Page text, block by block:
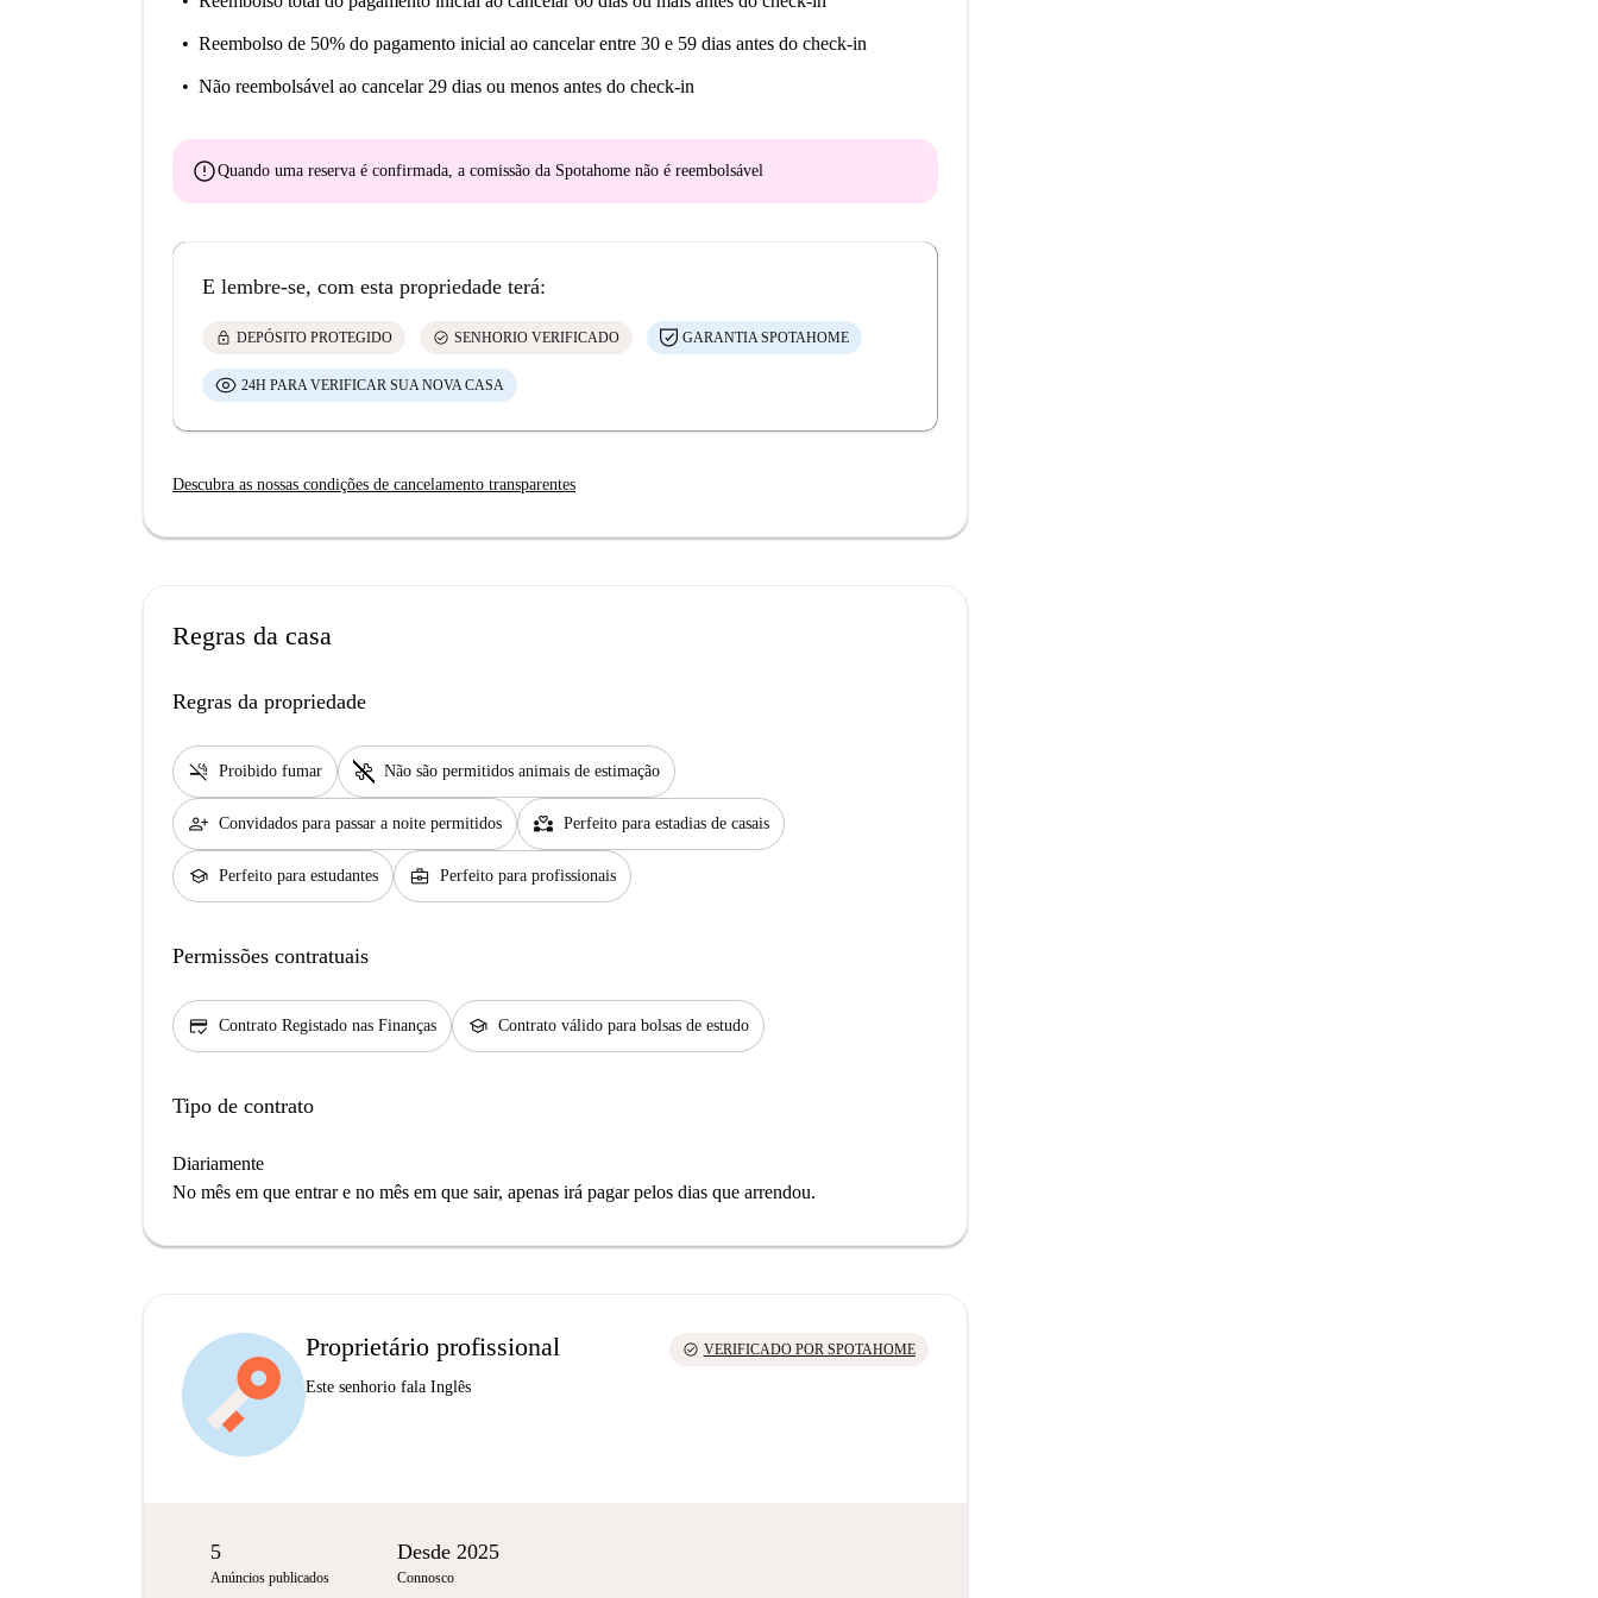
Reembolso de 50% do pagamento inicial ao cancelar entre 30 e 59 dias antes do check-in
Não reembolsável ao cancelar 29 dias ou menos antes do check-in
errorQuando uma reserva é confirmada, a comissão da Spotahome não é reembolsável
E lembre-se, com esta propriedade terá:
lock DEPÓSITO PROTEGIDO check_circle SENHORIO VERIFICADO GARANTIA SPOTAHOME
24H PARA VERIFICAR SUA NOVA CASA
Descubra as nossas condições de cancelamento transparentes
Regras da casa
Regras da propriedade
smoke_free Proibido fumar pet_supplies Não são permitidos animais de estimação
person_add Convidados para passar a noite permitidos partner_heart Perfeito para estadias de casais
school Perfeito para estudantes business_center Perfeito para profissionais
Permissões contratuais
credit_score Contrato Registado nas Finanças school Contrato válido para bolsas de estudo
Tipo de contrato
Diariamente
No mês em que entrar e no mês em que sair, apenas irá pagar pelos dias que arrendou.
Proprietário profissional
Este senhorio fala Inglês
check_circle VERIFICADO POR SPOTAHOME
5
Anúncios publicados
Desde 2025
Connosco